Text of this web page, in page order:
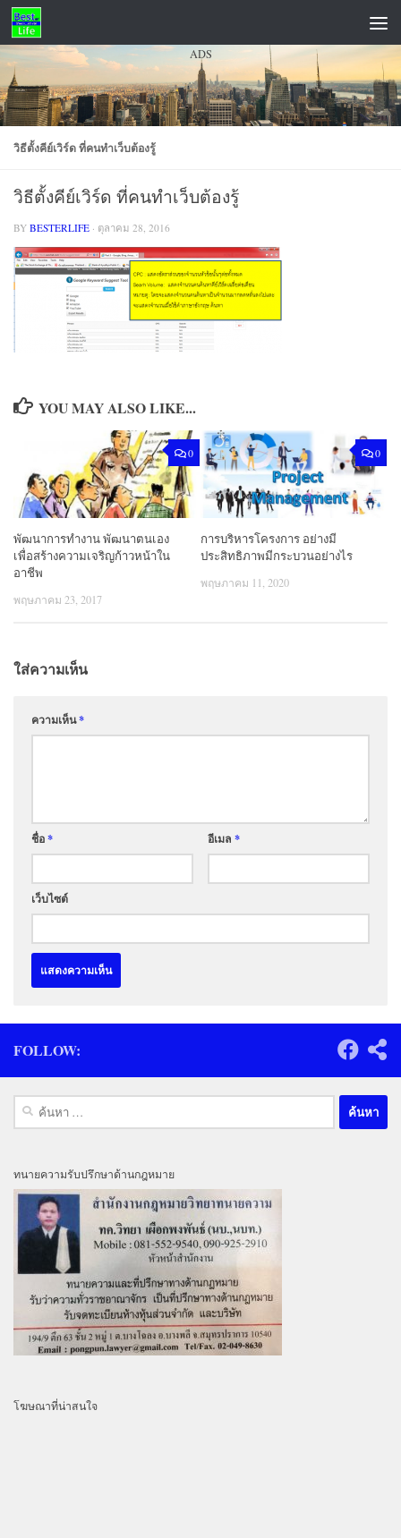
Skip to content
ADS
วิธีตั้งคีย์เวิร์ด ที่คนทำเว็บต้องรู้
วิธีตั้งคีย์เวิร์ด ที่คนทำเว็บต้องรู้
BY BESTERLIFE · ตุลาคม 28, 2016
YOU MAY ALSO LIKE...
0
พัฒนาการทํางาน พัฒนาตนเอง
เพื่อสร้างความเจริญก้าวหน้าใน
อาชีพ
พฤษภาคม 23, 2017
0
การบริหารโครงการ อย่างมี
ประสิทธิภาพมีกระบวนอย่างไร
พฤษภาคม 11, 2020
ใส่ความเห็น
ความเห็น*
ชื่อ* อีเมล *
เว็บไซต์
FOLLOW:
ค้นหา
สำหรับ:
ทนายความรับปรึกษาด้านกฎหมาย
โฆษณาที่น่าสนใจ